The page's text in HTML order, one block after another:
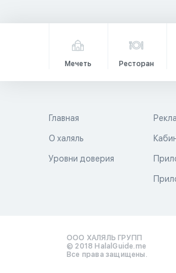
Мечеть Ресторан
Главная
О халяль
Уровни доверия
ООО ХАЛЯЛЬ ГРУПП
© 2018 HalalGuide.me
Все права защищены.